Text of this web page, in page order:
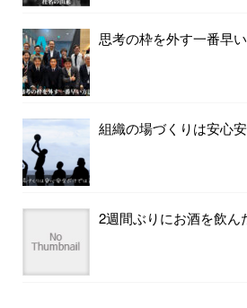
思考の枠を外す一番早
組織の場づくりは安心
2週間ぶりにお酒を飲ん